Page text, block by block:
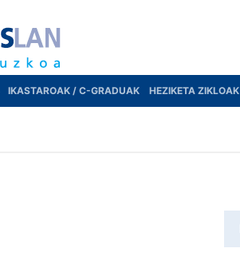
IKASTAROAK / C-GRADUAK HEZIKETA ZIKLOAK